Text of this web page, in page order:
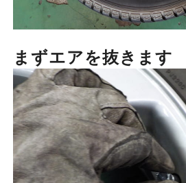
まずエアを抜きます